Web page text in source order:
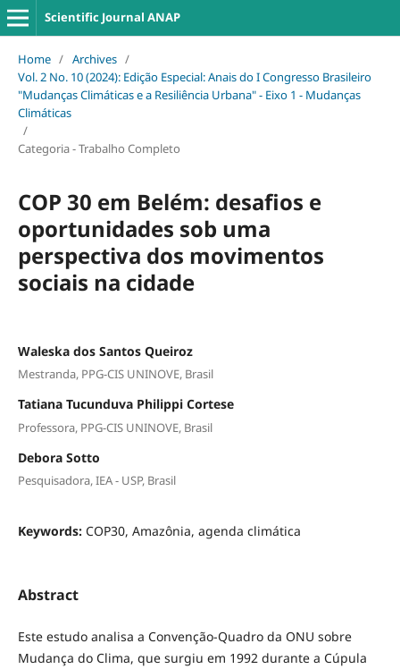
Scientific Journal ANAP
Home / Archives /
Vol. 2 No. 10 (2024): Edição Especial: Anais do I Congresso Brasileiro
"Mudanças Climáticas e a Resiliência Urbana" - Eixo 1 - Mudanças
Climáticas
/
Categoria - Trabalho Completo
COP 30 em Belém: desafios e
oportunidades sob uma
perspectiva dos movimentos
sociais na cidade
Waleska dos Santos Queiroz
Mestranda, PPG-CIS UNINOVE, Brasil
Tatiana Tucunduva Philippi Cortese
Professora, PPG-CIS UNINOVE, Brasil
Debora Sotto
Pesquisadora, IEA - USP, Brasil
Keywords: COP30, Amazônia, agenda climática
Abstract
Este estudo analisa a Convenção-Quadro da ONU sobre
Mudança do Clima, que surgiu em 1992 durante a Cúpula